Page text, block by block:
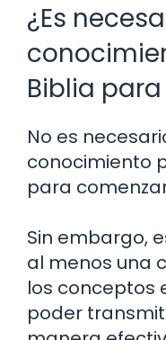
¿Es
Biblia
No es
conocimiento
para
Sin embargo,
al menos una
los conceptos
poder